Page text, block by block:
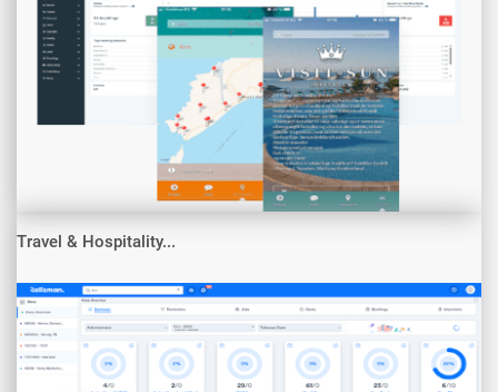
Travel & Hospitality...